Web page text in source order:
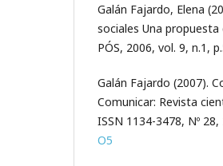
Galán Fajardo, Elena
sociales Una propuesta
PÓS, 2006, vol. 9, n.1,
Galán Fajardo (2007).
Comunicar: Revista
ISSN 1134-3478, Nº
O5